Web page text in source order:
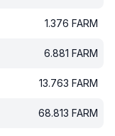
1.376 FARM
6.881 FARM
13.763 FARM
68.813 FARM